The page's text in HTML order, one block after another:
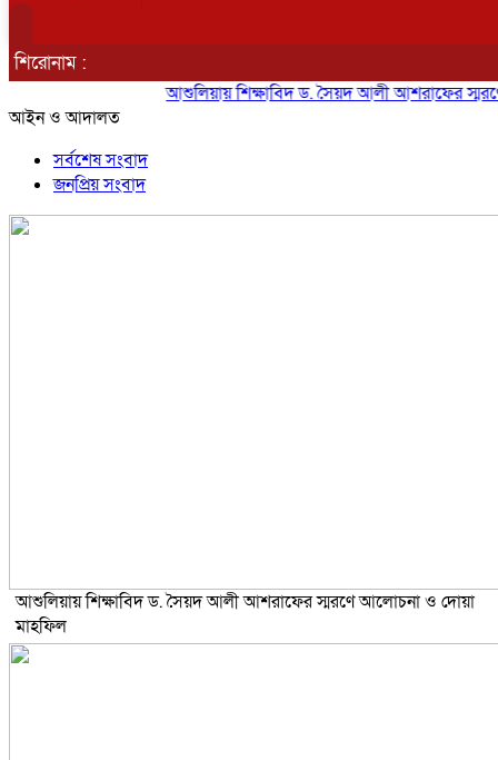
শিরোনাম :
আশুলিয়ায় শিক্ষাবিদ ড. সৈয়দ আলী আশরাফের স্মরণে
আইন ও আদালত
সর্বশেষ সংবাদ
জনপ্রিয় সংবাদ
আশুলিয়ায় শিক্ষাবিদ ড. সৈয়দ আলী আশরাফের স্মরণে আলোচনা ও দোয়া
মাহফিল